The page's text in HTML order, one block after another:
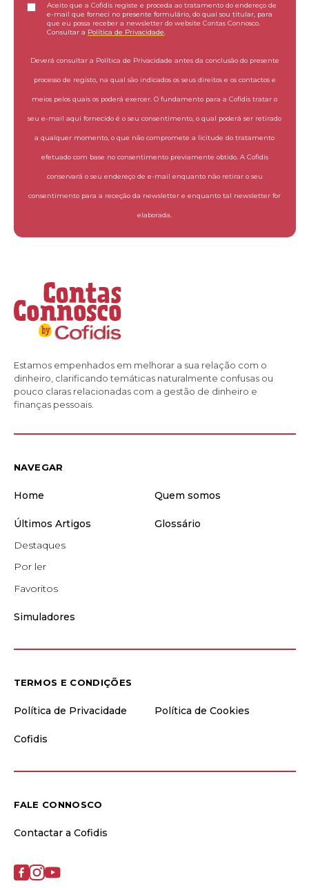
Aceito que a Cofidis registe e proceda ao tratamento do endereço de
e-mail que forneci no presente formulário, do qual sou titular, para
que eu possa receber a newsletter do website Contas Connosco.
Consultar a Política de Privacidade
Deverá consultar a Política de Privacidade antes da conclusão do presente
processo de registo, na qual são indicados os seus direitos e os contactos e
meios pelos quais os poderá exercer. O fundamento para a Cofidis tratar o
seu e-mail aqui fornecido é o seu consentimento, o qual poderá ser retirado
a qualquer momento, o que não compromete a licitude do tratamento
efetuado com base no consentimento previamente obtido. A Cofidis
conservará o seu endereço de e-mail enquanto não retirar o seu
consentimento para a receção da newsletter e enquanto tal newsletter for
elaborada.
Estamos empenhados em melhorar a sua relação com o
dinheiro, clarificando temáticas naturalmente confusas ou
pouco claras relacionadas com a gestão de dinheiro e
finanças pessoais.
NAVEGAR
Home Quem somos
Últimos Artigos
Destaques
Por ler
Favoritos
Glossário
Simuladores
TERMOS E CONDIÇÕES
Política de Privacidade Política de Cookies
Cofidis
FALE CONNOSCO
Contactar a Cofidis